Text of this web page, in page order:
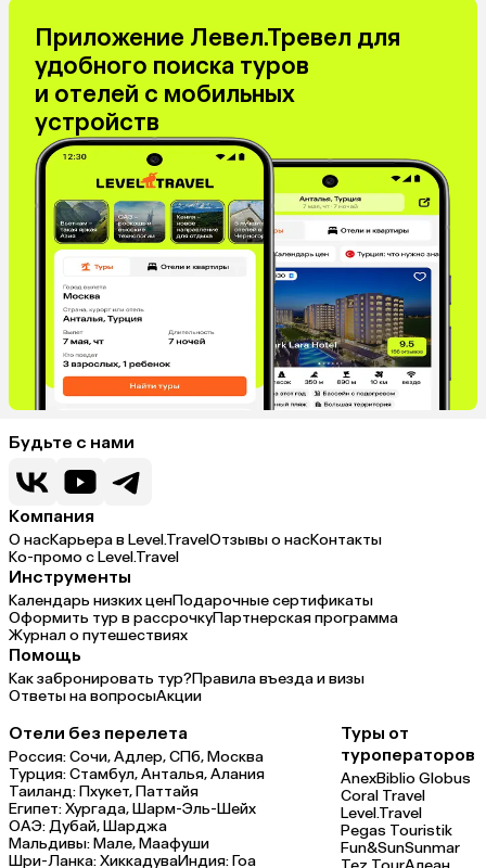
Израиль
Гонконг
Венесуэла
Саудовская Аравия
Бахрейн
Куба
Греция
Италия
Испания
Венгрия
Болгария
Приложение Левел.Тревел для
удобного поиска туров
и отелей с мобильных
устройств
Будьте с нами
Компания
О насКарьера в Level.TravelОтзывы о насКонтакты
Ко-промо с Level.Travel
Инструменты
Календарь низких ценПодарочные сертификаты
Оформить тур в рассрочкуПартнерская программа
Журнал о путешествиях
Помощь
Как забронировать тур?Правила въезда и визы
Ответы на вопросыАкции
Отели без перелета
Россия:Сочи,Адлер,СПб,Москва
Турция:Стамбул,Анталья,Алания
Таиланд:Пхукет,Паттайя
Египет:Хургада,Шарм-Эль-Шейх
ОАЭ:Дубай,Шарджа
Мальдивы:Мале,Маафуши
Шри-Ланка:ХиккадуваИндия:Гоа
Туры от
туроператоров
AnexBiblio Globus
Coral Travel
Level.Travel
Pegas Touristik
Fun&SunSunmar